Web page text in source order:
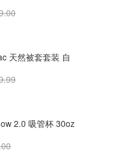
天然被套套装 自